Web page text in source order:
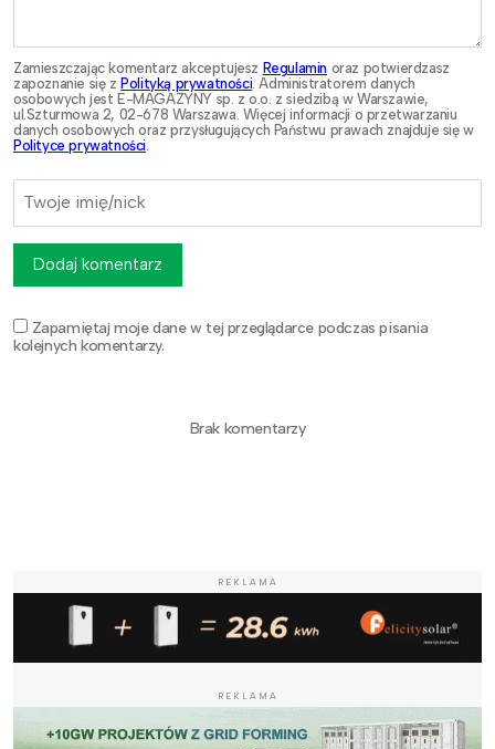
Zamieszczając komentarz akceptujesz Regulamin oraz potwierdzasz
zapoznanie się zPolityką prywatności . Administratorem danych
osobowych jest E-MAGAZYNY sp. z o.o. z siedzibą w Warszawie,
ul.Szturmowa 2, 02-678 Warszawa. Więcej informacji o przetwarzaniu
danych osobowych oraz przysługujących Państwu prawach znajduje się w
Polityce prywatności
Zapamiętaj moje dane w tej przeglądarce podczas pisania
kolejnych komentarzy.
Dodaj komentarz
Brak komentarzy
REKLAMA
REKLAMA